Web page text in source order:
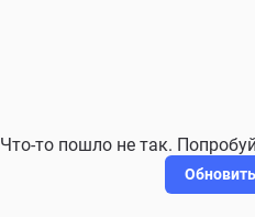
Что-то пошло не так.
Обновить